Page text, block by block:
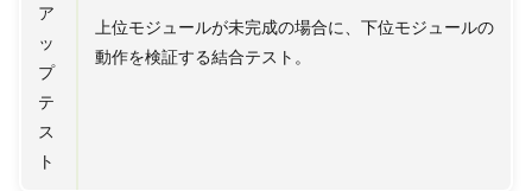
ア
ッ
プ
テ
ス
ト
上位モジュールが未完成の場合に、下位モジュールの
動作を検証する結合テスト。